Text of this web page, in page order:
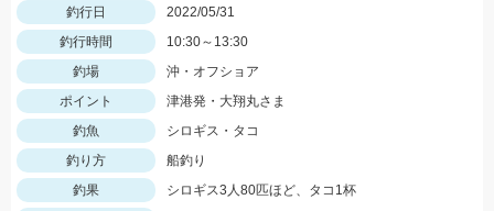
釣行日
2022/05/31
釣行時間
10:30～13:30
釣場
沖・オフショア
ポイント
津港発・大翔丸さま
釣魚
シロギス・タコ
釣り方
船釣り
釣果
シロギス3人80匹ほど、タコ1杯